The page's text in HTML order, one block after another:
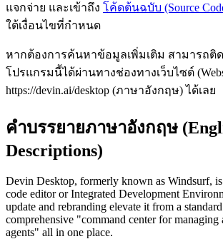
แจกจ่าย และเข้าถึง โค้ดต้นฉบับ (Source
ใต้เงื่อนไขที่กำหนด
หากต้องการค้นหาข้อมูลเพิ่มเติม สามารถ
โปรแกรมนี้ได้ผ่านทางช่องทางเว็บไซต์
https://devin.ai/desktop (ภาษาอังกฤษ) ได้เลย
คำบรรยายภาษาอังกฤษ
Descriptions)
Devin Desktop, formerly known as Windsurf,
code editor or Integrated Development
update and rebranding elevate it from a
comprehensive "command center for
agents" all in one place.